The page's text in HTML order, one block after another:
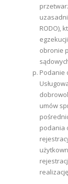
RODO),
obronie
Podanie
umów
podania